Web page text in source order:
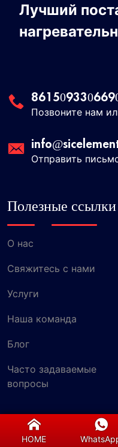
Лучший
Позвоните нам
Отправить
Полезные ссылки
О нас
Свяжитесь с нами
Услуги
Наша команда
Блог
Часто задаваемые
вопросы
Запрос
HOME